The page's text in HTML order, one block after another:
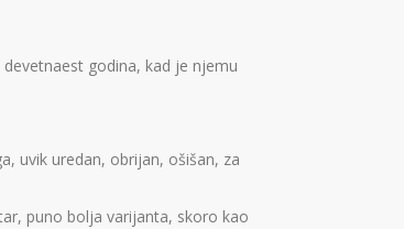
godina, kad je njemu
uvik uredan, obrijan, ošišan, za
puno bolja varijanta, skoro kao